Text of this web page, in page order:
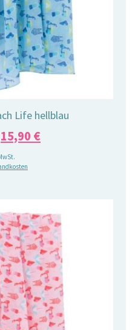
Life hellblau
Ursprünglicher
Preis
war:
15,90 €Aktueller